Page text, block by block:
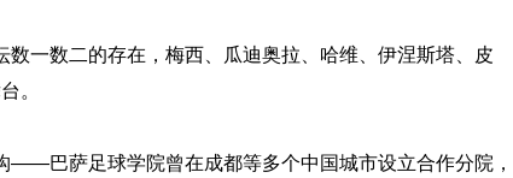
一数二的存在，梅西、瓜迪奥拉、哈维、伊涅斯塔、皮
。
——巴萨足球学院曾在成都等多个中国城市设立合作分院，